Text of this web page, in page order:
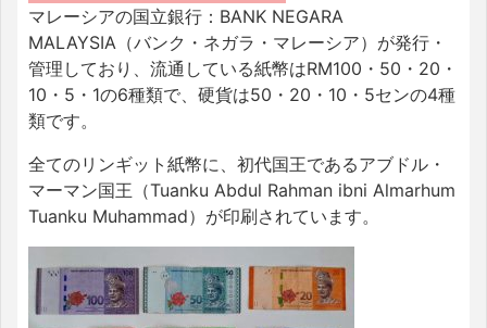
マレーシアの国立銀行：BANK NEGARA
MALAYSIA（バンク・ネガラ・マレーシア）が発行・
管理しており、流通している紙幣はRM100・50・20・
10・5・1の6種類で、硬貨は50・20・10・5センの4種
類です。
全てのリンギット紙幣に、初代国王であるアブドル・
マーマン国王（Tuanku Abdul Rahman ibni Almarhum
Tuanku Muhammad）が印刷されています。